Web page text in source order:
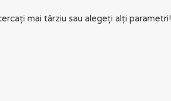
mai târziu sau alegeți alți parametri!